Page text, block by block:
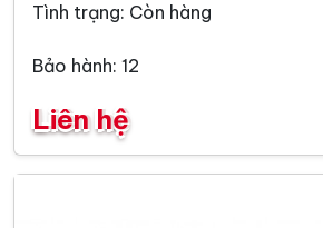
Tình trạng: Còn hàng
Bảo hành: 12
Liên hệ